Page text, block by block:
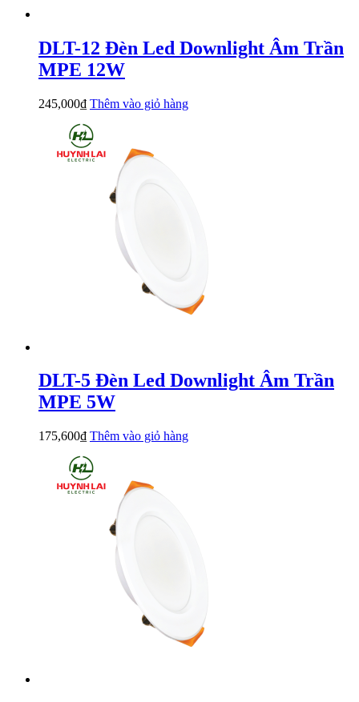
DLT-12 Đèn Led Downlight Âm Trần
MPE 12W
245,000₫ Thêm vào giỏ hàng
DLT-5 Đèn Led Downlight Âm Trần
MPE 5W
175,600₫ Thêm vào giỏ hàng